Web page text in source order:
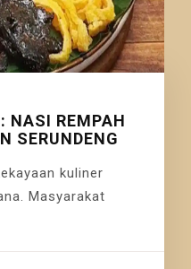
NASI REMPAH
SERUNDENG
kuliner
Masyarakat